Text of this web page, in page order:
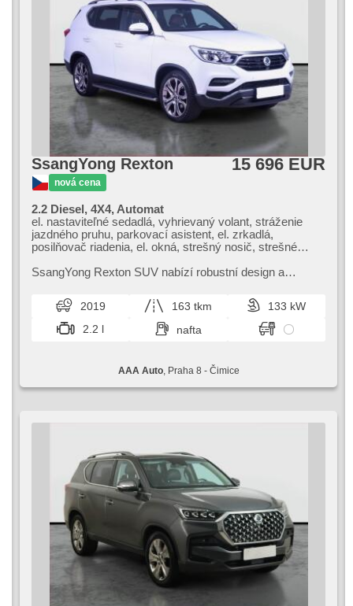
SsangYong Rexton
nová cena
15 696 EUR
2.2 Diesel, 4X4, Automat
el. nastaviteľné sedadlá, vyhrievaný volant, stráženie
jazdného pruhu, parkovací asistent, el. zrkadlá,
posilňovač riadenia, el. okná, strešný nosič, strešné
systém kolies (ASR), centrálne zamykanie, palubný
(ESP), hmlové svetlá, vyhrievané sedadlá, poťahy koža,
senzor stieračov, ťažné zariadenie, senzor tlaku v
pneumatikách, USB, aut. prevodovka, pohon 4 x 4
SsangYong Rexton SUV nabízí robustní design a
dobrodružství. Model vyniká bezpe...
2019 163 tkm
133 kW
2.2 l
nafta
AAA Auto, Praha 8 - Čimice